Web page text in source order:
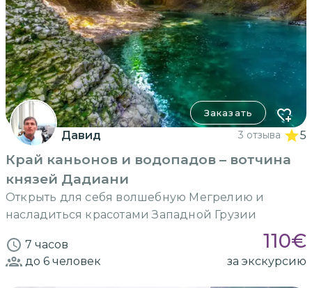
Заказать
Давид 3 отзыва 5
Край каньонов и водопадов – вотчина
князей Дадиани
Открыть для себя волшебную Мегрелию и
насладиться красотами Западной Грузии
7 часов 110€
до 6 человек за экскурсию